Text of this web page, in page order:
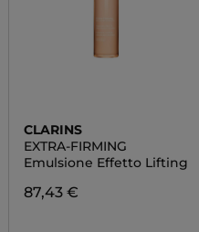
CLARINS
EXTRA-FIRMING
Emulsione Effetto Lifting
87,43 €